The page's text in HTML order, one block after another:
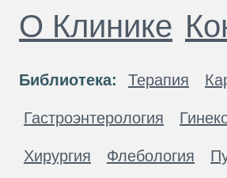
О Клинике
Библиотека: Терапия
Гастроэнтерология
Хирургия Флебология